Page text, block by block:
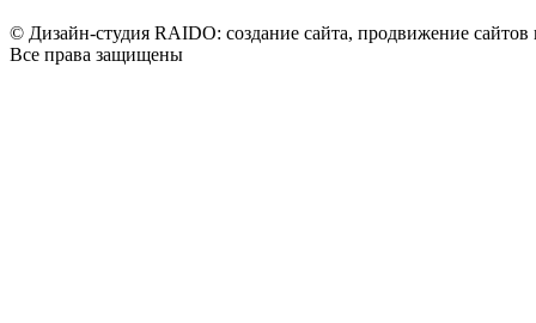
© Дизайн-студия RAIDO: создание сайта, продвижение сайтов
Все права защищены